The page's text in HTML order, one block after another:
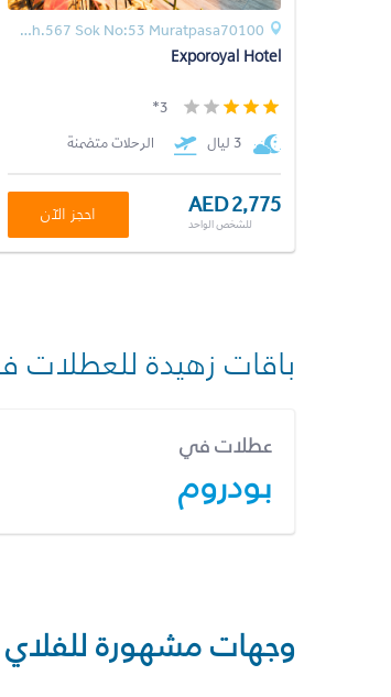
Muratpasa Mah.567 Sok No:53 Muratpasa70100
Exporoyal Hotel
3*
3 ليال
الرحلات متضمنة
AED 2,775
للشخص الواحد احجز الآن
باقات زهيدة
عطلات في
بودروم
وجهات مشهورة